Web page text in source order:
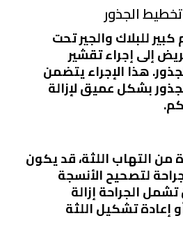
للبلاك والجير تحت
إلى إجراء تقشير
هذا الإجراء يتضمن
بشكل عميق لإزالة
من التهاب اللثة، قد يكون
لتصحيح الأنسجة
الجراحة إزالة
إعادة تشكيل اللثة